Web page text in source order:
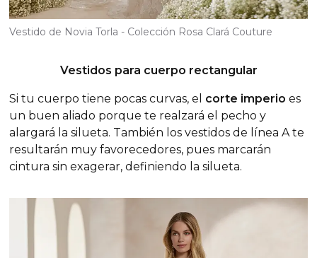
Vestido de Novia Torla - Colección Rosa Clará Couture
Vestidos para cuerpo rectangular
Si tu cuerpo tiene pocas curvas, el corte imperio es
un buen aliado porque te realzará el pecho y
alargará la silueta. También los vestidos de línea A te
resultarán muy favorecedores, pues marcarán
cintura sin exagerar, definiendo la silueta.